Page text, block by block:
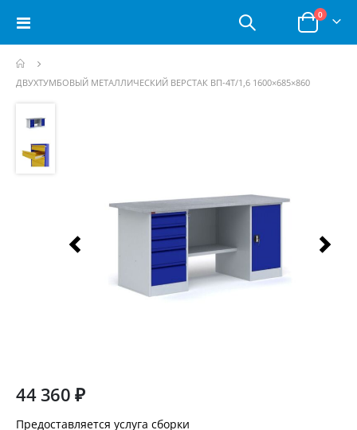
Toggle
Корзина
0позиции
ДВУХТУМБОВЫЙ МЕТАЛЛИЧЕСКИЙ ВЕРСТАК ВП-4Т/1,6 1600×685×860
перейти
галереям
изображений
44 360 ₽
Предоставляется услуга сборки